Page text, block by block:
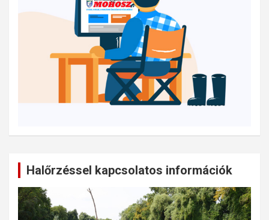
Halőrzéssel kapcsolatos információk